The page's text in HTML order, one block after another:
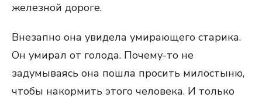
железной дороге.
Внезапно она увидела умирающего старика.
Он умирал от голода. Почему-то не
задумываясь она пошла просить милостыню,
чтобы накормить этого человека. И только